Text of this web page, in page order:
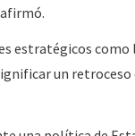
estratégicos como
un retroceso